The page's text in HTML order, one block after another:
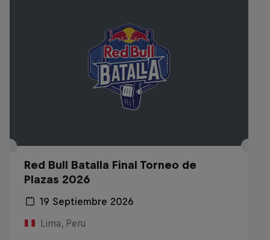
Red Bull Batalla Final Torneo de
Plazas 2026
19 Septiembre 2026
Lima, Peru